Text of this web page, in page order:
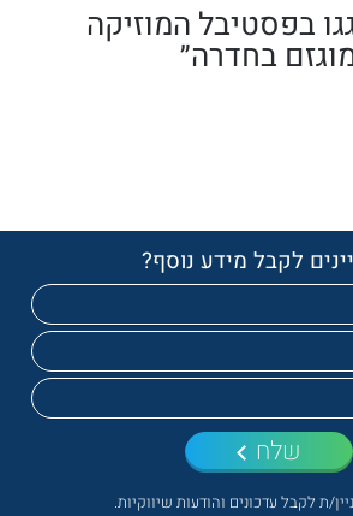
בפסטיבל המוזיקה
בחדרה״
לקבל מידע נוסף?
ת לקבל עדכונים והודעות שיווקיות.
שלח